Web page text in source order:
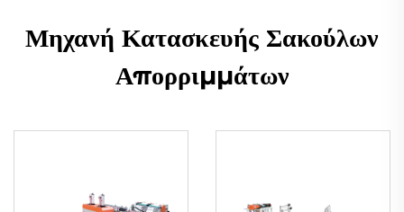
Μηχανή Κατασκευής Σακούλων
Απορριμμάτων